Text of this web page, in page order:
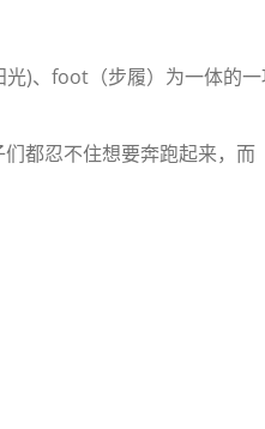
项
都忍不住想要奔跑起来，而